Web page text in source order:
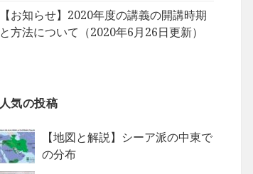
【お知らせ】2020年度の講義の開講時期
と方法について（2020年6月26日更新）
人気の投稿
【地図と解説】シーア派の中東で
の分布